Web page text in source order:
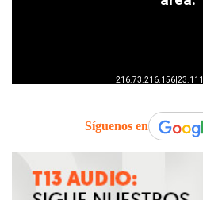
Síguenos en